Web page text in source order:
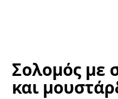
Σολομός με
και